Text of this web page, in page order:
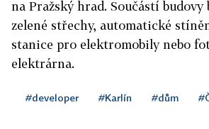
na Pražský hrad. Součástí
zelené střechy, automatické
stanice pro elektromobily nebo
elektrárna.
#developer #Karlín #dům